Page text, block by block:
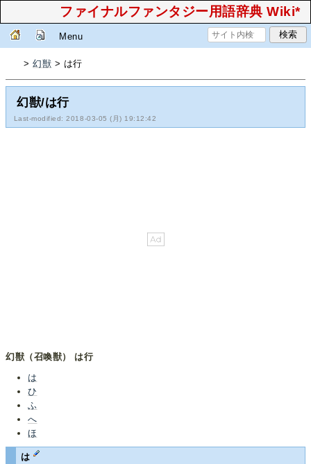
ファイナルファンタジー用語辞典 Wiki*
Menu
>幻獣 > は行
幻獣/は行
Last-modified: 2018-03-05 (月) 19:12:42
幻獣（召喚獣） は行
は
ひ
ふ
へ
ほ
は